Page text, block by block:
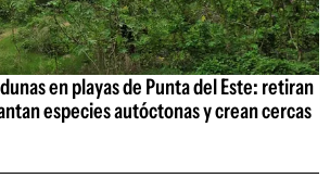
en playas de Punta del Este: retiran
especies autóctonas y crean cercas